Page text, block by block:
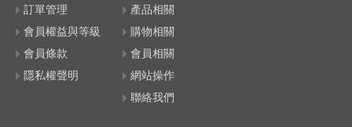
訂單管理
會員權益與等級
會員條款
隱私權聲明
產品相關
購物相關
會員相關
網站操作
聯絡我們